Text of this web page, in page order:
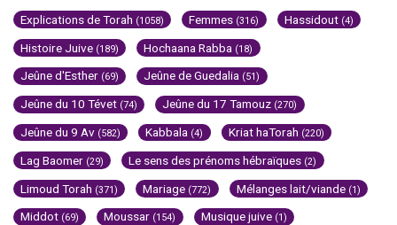
Explications de Torah (1058) Femmes (316) Hassidout (4)
Histoire Juive (189) Hochaana Rabba (18)
Jeûne d'Esther (69) Jeûne de Guedalia (51)
Jeûne du 10 Tévet (74) Jeûne du 17 Tamouz (270)
Jeûne du 9 Av (582) Kabbala (4) Kriat haTorah (220)
Lag Baomer (29) Le sens des prénoms hébraïques (2)
Limoud Torah (371) Mariage (772) Mélanges lait/viande (1)
Middot (69) Moussar (154) Musique juive (1)